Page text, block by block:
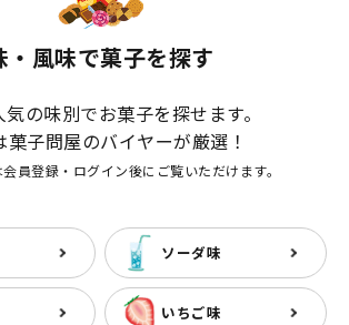
・風味で菓子を探す
の味別でお菓子を探せます。
菓子問屋のバイヤーが厳選！
員登録・ログイン後にご覧いただけます。
ソーダ味
いちご味